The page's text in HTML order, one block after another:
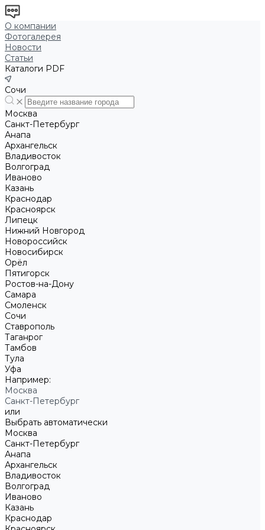
О компании
Фотогалерея
Новости
Статьи
Каталоги PDF
Сочи
Москва
Санкт-Петербург
Анапа
Архангельск
Владивосток
Волгоград
Иваново
Казань
Краснодар
Красноярск
Липецк
Нижний Новгород
Новороссийск
Новосибирск
Орёл
Пятигорск
Ростов-на-Дону
Самара
Смоленск
Сочи
Ставрополь
Таганрог
Тамбов
Тула
Уфа
Например:
Москва
Санкт-Петербург
или
Выбрать автоматически
Москва
Санкт-Петербург
Анапа
Архангельск
Владивосток
Волгоград
Иваново
Казань
Краснодар